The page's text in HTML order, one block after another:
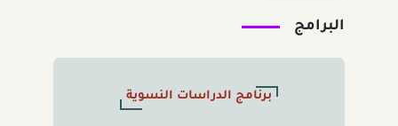
البرامج
برنامج الدراسات النسوية